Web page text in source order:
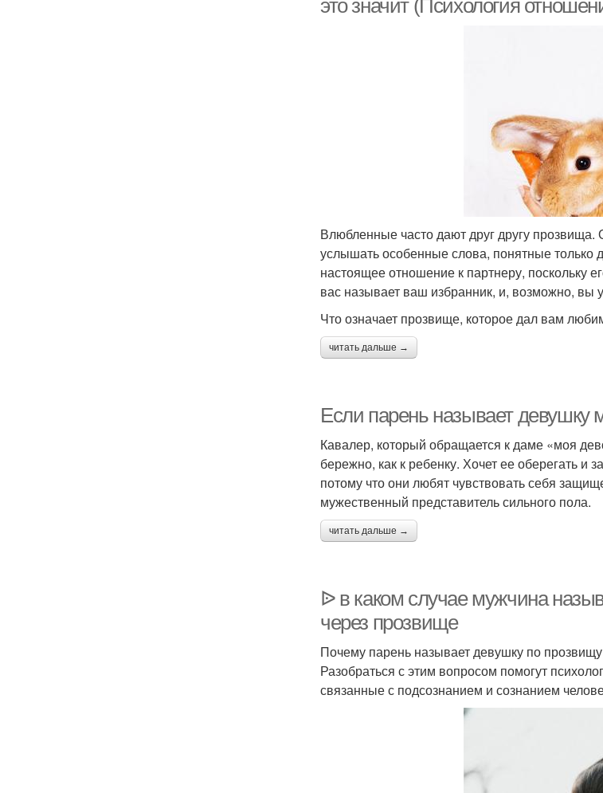
это значит (Психология
Влюбленные часто дают друг другу
услышать особенные слова, понятные только
настоящее отношение к партнеру, поскольку
вас называет ваш избранник, и, возможно, вы
Что означает прозвище, которое дал вам
читать дальше →
Если парень называет
Кавалер, который обращается к даме «моя
бережно, как к ребенку. Хочет ее оберегать
потому что они любят чувствовать себя
мужественный представитель сильного пола.
читать дальше →
ᐉ в каком случае мужчина
через прозвище
Почему парень называет девушку по
Разобраться с этим вопросом помогут
связанные с подсознанием и сознанием